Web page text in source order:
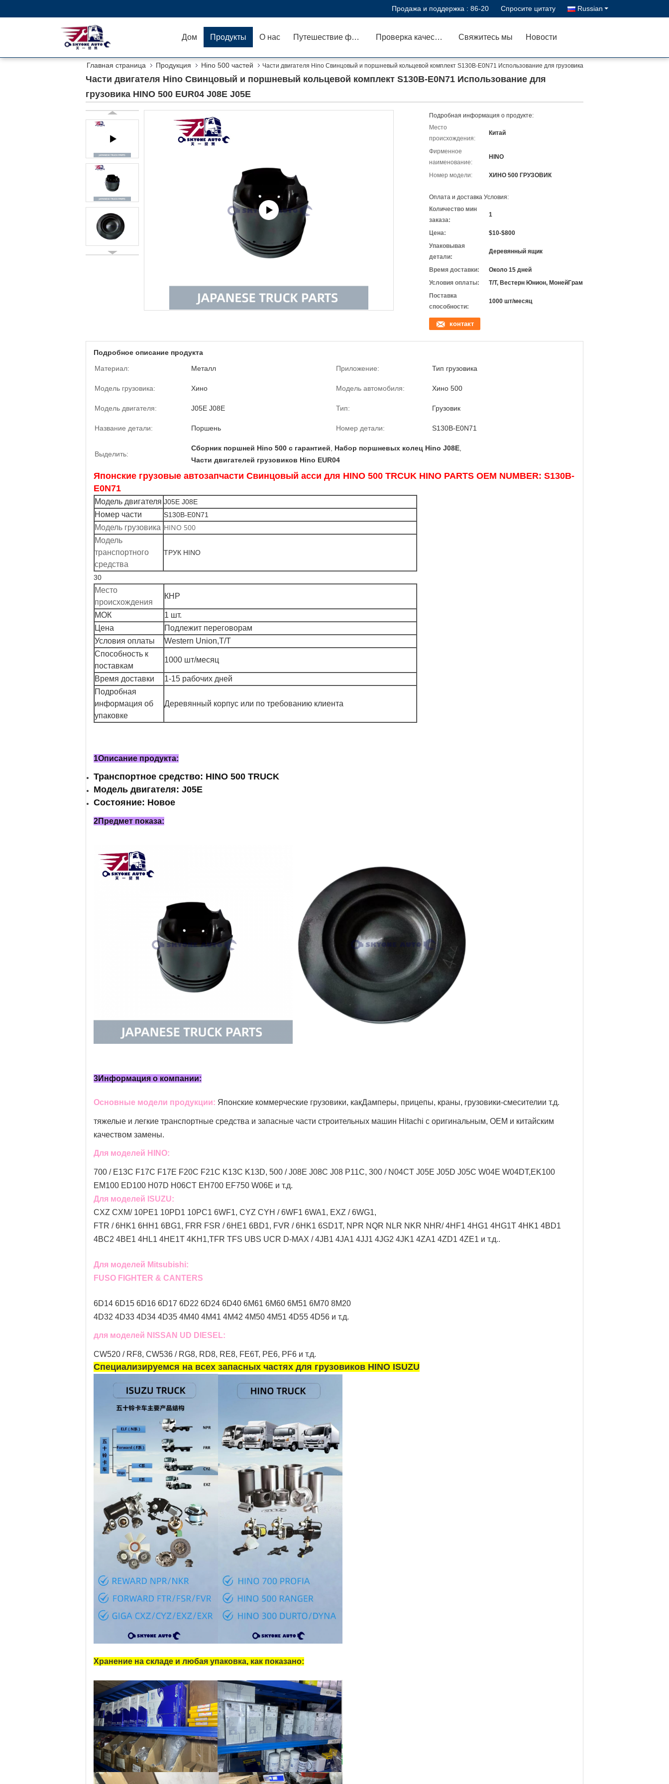
Продажа и поддержка : 86-20 Спросите цитату Russian
Дом Продукты О нас Путешествие фабрики Проверка качества Свяжитесь мы Новости
Главная страница Продукция Hino 500 частей
Части двигателя Hino Свинцовый и поршневый кольцевой комплект S130B-E0N71 Использование для грузовика
HINO 500 EUR04 J08E J05E
Части двигателя Hino Свинцовый и поршневый кольцевой комплект S130B-E0N71 Использование для
грузовика HINO 500 EUR04 J08E J05E
Подробная информация о продукте:
Место
происхождения:
Китай
Фирменное
наименование:
HINO
Номер модели: ХИНО 500 ГРУЗОВИК
Оплата и доставка Условия:
Количество мин
заказа:
1
Цена:
$10-$800
Упаковывая
детали:
Деревянный ящик
Время доставки:
Около 15 дней
Условия оплаты:
Т/Т, Вестерн Юнион, МонейГрам
Поставка
способности:
1000 шт/месяц
контакт
Подробное описание продукта
Материал:
Металл Приложение: Тип грузовика
Модель грузовика: Хино Модель автомобиля: Хино 500
Модель двигателя: J05E J08E Тип: Грузовик
Название детали: Поршень Номер детали: S130B-E0N71
Выделить:
Сборник поршней Hino 500 с гарантией Набор поршневых колец Hino J08E
Части двигателей грузовиков Hino EUR04
Японские грузовые автозапчасти Свинцовый асси для HINO 500 TRCUK HINO PARTS OEM NUMBER: S130B-
E0N71
Модель двигателя J05E J08E
Номер части S130B-E0N71
Модель грузовика HINO 500
Модель
транспортного
средства
ТРУК HINO
30
Место
происхождения
КНР
МОК
1 шт.
Цена
Подлежит переговорам
Условия оплаты
Western Union,T/T
Способность к
поставкам
1000 шт/месяц
Время доставки
1-15 рабочих дней
Подробная
информация об
упаковке
Деревянный корпус или по требованию клиента
1Описание продукта:
Транспортное средство: HINO 500 TRUCK
Модель двигателя: J05E
Состояние: Новое
2Предмет показа:
3Информация о компании:
Основные модели продукции: Японские коммерческие грузовики, какДамперы, прицепы, краны, грузовики-смесителии т.д.
тяжелые и легкие транспортные средства и запасные части строительных машин Hitachi с оригинальным, OEM и китайским
качеством замены.
Для моделей HINO:
700 / E13C F17C F17E F20C F21C K13C K13D, 500 / J08E J08C J08 P11C, 300 / N04CT J05E J05D J05C W04E W04DT,EK100
EM100 ED100 H07D H06CT EH700 EF750 W06E и т.д.
Для моделей ISUZU:
CXZ CXM/ 10PE1 10PD1 10PC1 6WF1, CYZ CYH / 6WF1 6WA1, EXZ / 6WG1,
FTR / 6HK1 6HH1 6BG1, FRR FSR / 6HE1 6BD1, FVR / 6HK1 6SD1T, NPR NQR NLR NKR NHR/ 4HF1 4HG1 4HG1T 4HK1 4BD1
4BC2 4BE1 4HL1 4HE1T 4KH1,TFR TFS UBS UCR D-MAX / 4JB1 4JA1 4JJ1 4JG2 4JK1 4ZA1 4ZD1 4ZE1 и т.д..
Для моделей Mitsubishi:
FUSO FIGHTER & CANTERS
6D14 6D15 6D16 6D17 6D22 6D24 6D40 6M61 6M60 6M51 6M70 8M20
4D32 4D33 4D34 4D35 4M40 4M41 4M42 4M50 4M51 4D55 4D56 и т.д.
для моделей NISSAN UD DIESEL:
CW520 / RF8, CW536 / RG8, RD8, RE8, FE6T, PE6, PF6 и т.д.
Специализируемся на всех запасных частях для грузовиков HINO ISUZU
Хранение на складе и любая упаковка, как показано: